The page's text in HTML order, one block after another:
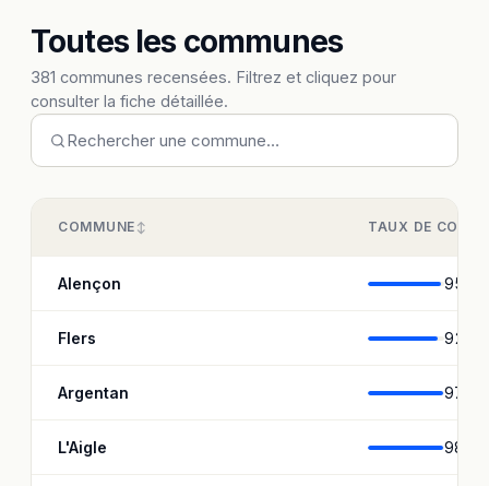
Toutes les communes
381 communes recensées. Filtrez et cliquez pour
consulter la fiche détaillée.
COMMUNE TAUX DE
Alençon 95,8
Flers 92,1
Argentan 97,9
L'Aigle 98,5